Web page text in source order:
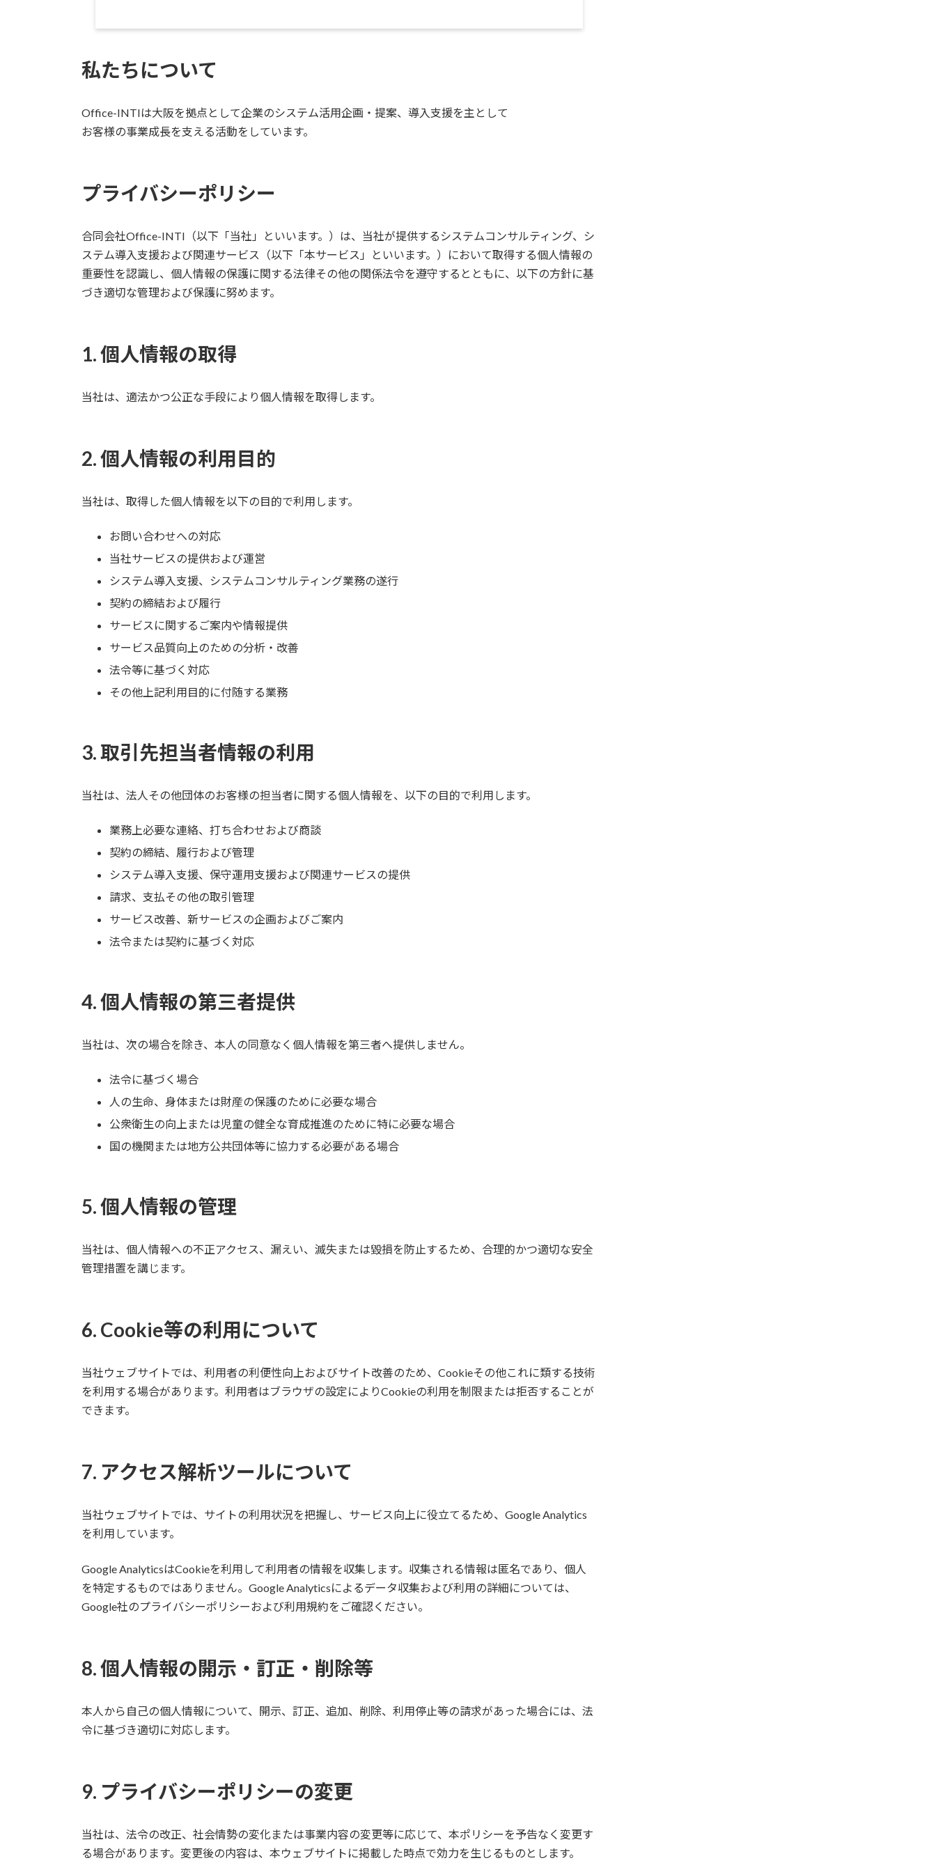
私たちについて
Office-INTIは大阪を拠点として企業のシステム活用企画・提案、導入支援を主として
お客様の事業成長を支える活動をしています。
プライバシーポリシー
合同会社Office-INTI（以下「当社」といいます。）は、当社が提供するシステムコンサルティング、シ
ステム導入支援および関連サービス（以下「本サービス」といいます。）において取得する個人情報の
重要性を認識し、個人情報の保護に関する法律その他の関係法令を遵守するとともに、以下の方針に基
づき適切な管理および保護に努めます。
1. 個人情報の取得
当社は、適法かつ公正な手段により個人情報を取得します。
2. 個人情報の利用目的
当社は、取得した個人情報を以下の目的で利用します。
お問い合わせへの対応
当社サービスの提供および運営
システム導入支援、システムコンサルティング業務の遂行
契約の締結および履行
サービスに関するご案内や情報提供
サービス品質向上のための分析・改善
法令等に基づく対応
その他上記利用目的に付随する業務
3. 取引先担当者情報の利用
当社は、法人その他団体のお客様の担当者に関する個人情報を、以下の目的で利用します。
業務上必要な連絡、打ち合わせおよび商談
契約の締結、履行および管理
システム導入支援、保守運用支援および関連サービスの提供
請求、支払その他の取引管理
サービス改善、新サービスの企画およびご案内
法令または契約に基づく対応
4. 個人情報の第三者提供
当社は、次の場合を除き、本人の同意なく個人情報を第三者へ提供しません。
法令に基づく場合
人の生命、身体または財産の保護のために必要な場合
公衆衛生の向上または児童の健全な育成推進のために特に必要な場合
国の機関または地方公共団体等に協力する必要がある場合
5. 個人情報の管理
当社は、個人情報への不正アクセス、漏えい、滅失または毀損を防止するため、合理的かつ適切な安全
管理措置を講じます。
6. Cookie等の利用について
当社ウェブサイトでは、利用者の利便性向上およびサイト改善のため、Cookieその他これに類する技術
を利用する場合があります。利用者はブラウザの設定によりCookieの利用を制限または拒否することが
できます。
7. アクセス解析ツールについて
当社ウェブサイトでは、サイトの利用状況を把握し、サービス向上に役立てるため、Google Analytics
を利用しています。
Google AnalyticsはCookieを利用して利用者の情報を収集します。収集される情報は匿名であり、個人
を特定するものではありません。Google Analyticsによるデータ収集および利用の詳細については、
Google社のプライバシーポリシーおよび利用規約をご確認ください。
8. 個人情報の開示・訂正・削除等
本人から自己の個人情報について、開示、訂正、追加、削除、利用停止等の請求があった場合には、法
令に基づき適切に対応します。
9. プライバシーポリシーの変更
当社は、法令の改正、社会情勢の変化または事業内容の変更等に応じて、本ポリシーを予告なく変更す
る場合があります。変更後の内容は、本ウェブサイトに掲載した時点で効力を生じるものとします。